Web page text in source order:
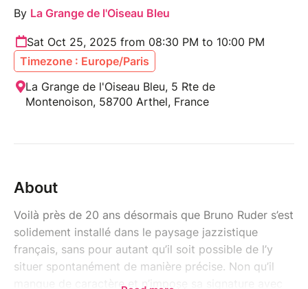
By La Grange de l'Oiseau Bleu
Sat Oct 25, 2025 from 08:30 PM to 10:00 PM
Timezone : Europe/Paris
La Grange de l'Oiseau Bleu, 5 Rte de
Montenoison, 58700 Arthel, France
About
Voilà près de 20 ans désormais que Bruno Ruder s’est
solidement installé dans le paysage jazzistique
français, sans pour autant qu’il soit possible de l’y
situer spontanément de manière précise. Non qu’il
manque de caractère et n’impose sa signature avec